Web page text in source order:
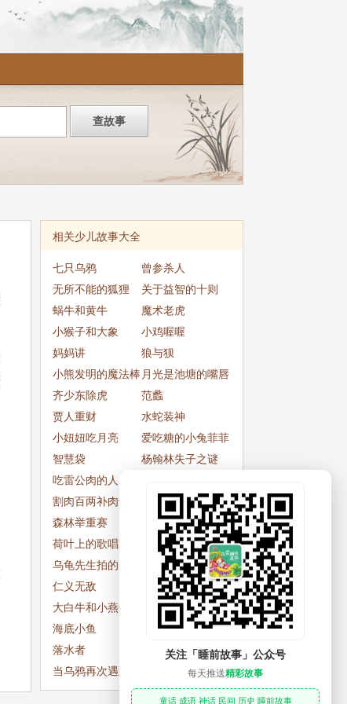
相关少儿故事大全
七只乌鸦
曾参杀人
无所不能的狐狸
关于益智的十则
蜗牛和黄牛
魔术老虎
小猴子和大象
小鸡喔喔
妈妈讲
狼与狈
小熊发明的魔法棒 月光是池塘的嘴唇
齐少东除虎
范蠡
贾人重财
水蛇装神
小妞妞吃月亮
爱吃糖的小兔菲菲
智慧袋
杨翰林失子之谜
吃雷公肉的人
割肉百两补肉千两
老狼
森林举重赛
奇特的新年魔镜
荷叶上的歌唱家
小狐狸学骑自行车
乌龟先生拍的照片
骑白马的苍耳
仁义无敌
秀才治无赖
大白牛和小燕子赌
东
爱劳动的小老鼠
海底小鱼
小老鼠种玉米
落水者
云雾比本事
当乌鸦再次遇到狐
狸
乔吉受到的惩罚
关注「睡前故事」公众号
每天推送精彩故事
童话 成语 神话 民间 历史 睡前故事